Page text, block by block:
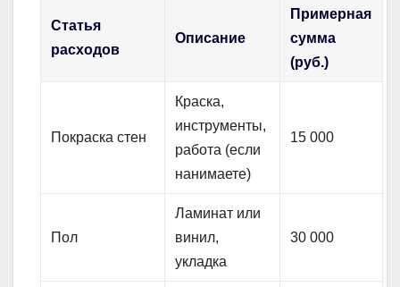
Статья
расходов
Описание
Примерная
сумма
(руб.)
Покраска стен
Краска,
инструменты,
работа (если
нанимаете)
15 000
Пол
Ламинат или
винил,
укладка
30 000